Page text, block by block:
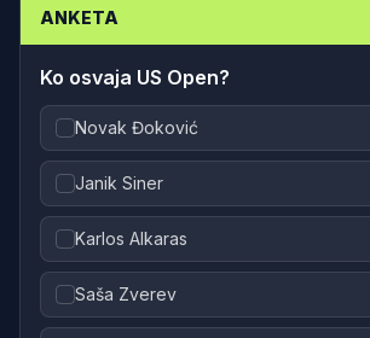
ANKETA
Ko osvaja US Open?
Novak Đoković
Janik Siner
Karlos Alkaras
Saša Zverev